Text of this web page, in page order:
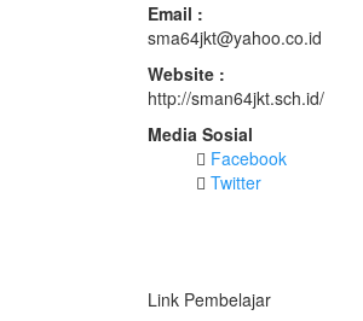
Email :
sma64jkt@yahoo.co.id
Website :
http://sman64jkt.sch.id/
Media Sosial
Facebook
Twitter
Link Pembelajar